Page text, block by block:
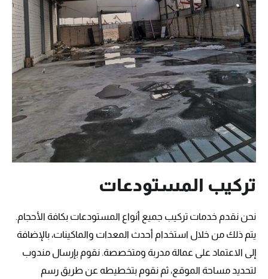
تركيب المستودعات
نحن نقدم خدمات تركيب جميع أنواع المستودعات بكافة الأحجام.
يتم ذلك من خلال استخدام أحدث المعدات والماكينات، بالإضافة
إلى الاعتماد على عمالة مدربة ومتخصصة. نقوم بإرسال مندوب
لتحديد مساحة الموقع، ثم نقوم بتخطيطه عن طريق رسم